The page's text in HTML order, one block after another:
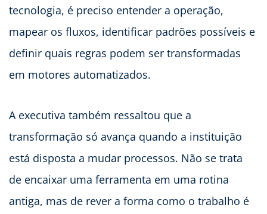
tecnologia, é preciso entender a operação,
mapear os fluxos, identificar padrões possíveis e
definir quais regras podem ser transformadas
em motores automatizados.
A executiva também ressaltou que a
transformação só avança quando a instituição
está disposta a mudar processos. Não se trata
de encaixar uma ferramenta em uma rotina
antiga, mas de rever a forma como o trabalho é